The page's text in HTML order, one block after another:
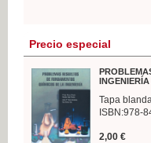
Precio especial
INGENIERÍA
Tapa
ISBN:978-
2,00 €